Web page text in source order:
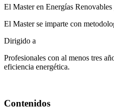
El Master en Energías
El Master se imparte con
Dirigido a
Profesionales con al menos tres
eficiencia energética.
Contenidos